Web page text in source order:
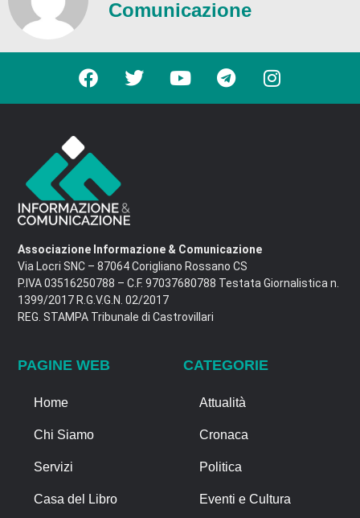
Comunicazione
Associazione Informazione & Comunicazione
Via Locri SNC – 87064 Corigliano Rossano CS
P.IVA 03516250788 – C.F. 97037680788 Testata Giornalistica n.
1399/2017 R.G.V.G.N. 02/2017
REG. STAMPA Tribunale di Castrovillari
PAGINE WEB
Home
Chi Siamo
Servizi
Casa del Libro
CATEGORIE
Attualità
Cronaca
Politica
Eventi e Cultura